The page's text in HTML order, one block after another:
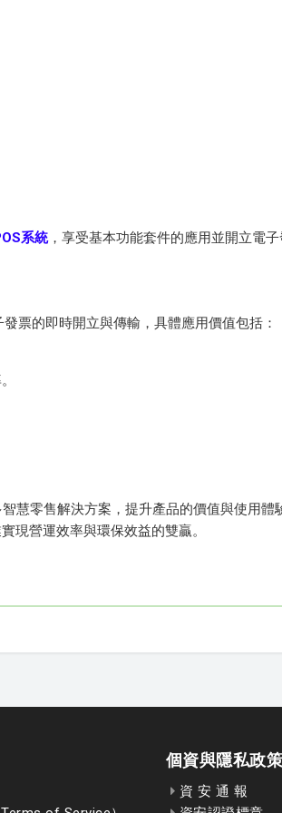
系統，享受基本功能套件的應用並開立電
票的即時開立與傳輸，具體應用價值包括：
慧零售解決方案，提升產品的價值與使用體
現營運效率與環保效益的雙贏。
個資與隱私政
資 安 通 報